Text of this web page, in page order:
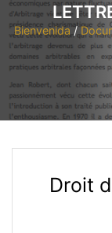
Bienvenida/
Droit